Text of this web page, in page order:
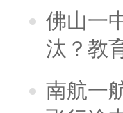
佛山一
汰？教
南航一